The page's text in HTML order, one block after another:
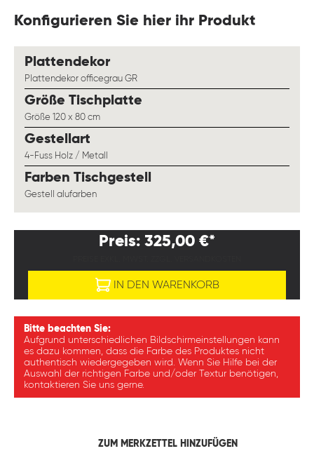
Konfigurieren Sie hier ihr Produkt
Plattendekorauswählen
Plattendekor officegrau GR
Größe Tischplatte
Größe 120 x 80 cm
Gestellart
4-Fuss Holz / Metall
Farben Tischgestell
Gestell alufarben
Preis: 325,00 €*
IN DEN WARENKORB
Bitte beachten Sie:
Aufgrund unterschiedlichen Bildschirmeinstellungen kann
es dazu kommen, dass die Farbe des Produktes nicht
authentisch wiedergegeben wird. Wenn Sie Hilfe bei der
Auswahl der richtigen Farbe und/oder Textur benötigen,
kontaktieren Sie uns gerne.
ZUM MERKZETTEL HINZUFÜGEN